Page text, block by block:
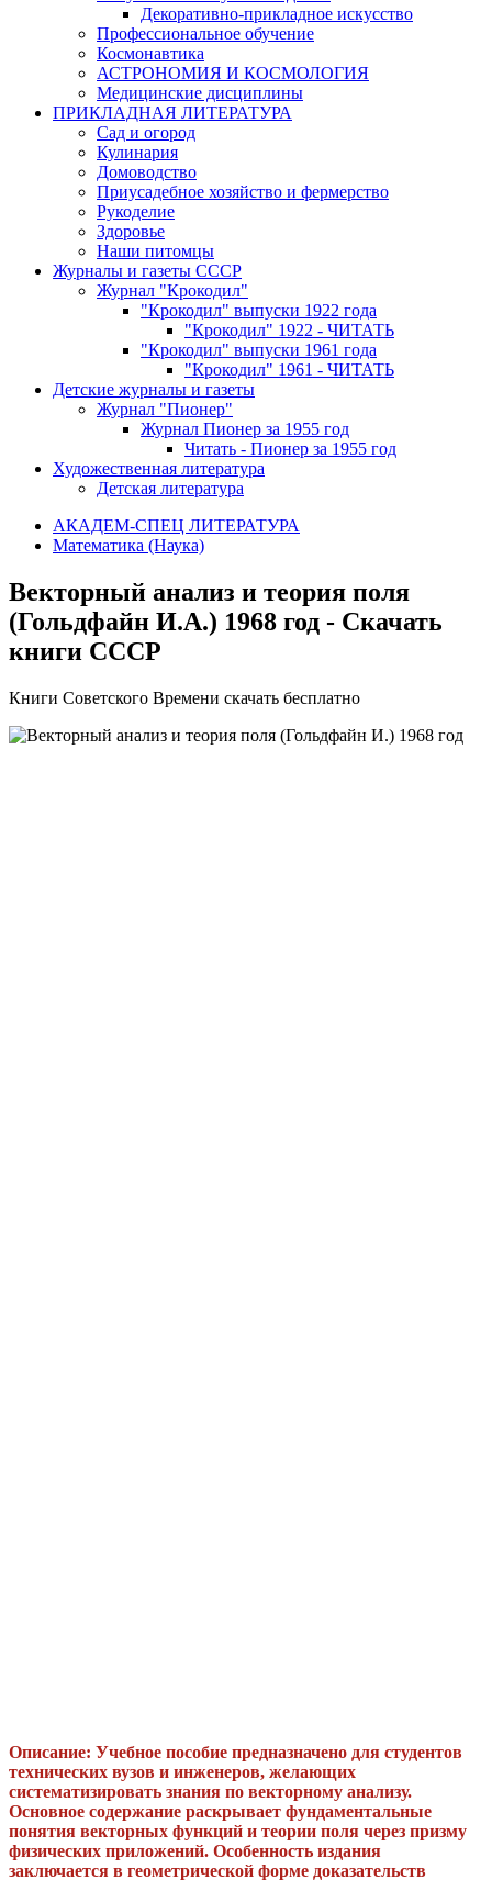
Декоративно-прикладное искусство
Профессиональное обучение
Космонавтика
АСТРОНОМИЯ И КОСМОЛОГИЯ
Медицинские дисциплины
ПРИКЛАДНАЯ ЛИТЕРАТУРА
Сад и огород
Кулинария
Домоводство
Приусадебное хозяйство и фермерство
Рукоделие
Здоровье
Наши питомцы
Журналы и газеты СССР
Журнал "Крокодил"
"Крокодил" выпуски 1922 года
"Крокодил" 1922 - ЧИТАТЬ
"Крокодил" выпуски 1961 года
"Крокодил" 1961 - ЧИТАТЬ
Детские журналы и газеты
Журнал "Пионер"
Журнал Пионер за 1955 год
Читать - Пионер за 1955 год
Художественная литература
Детская литература
АКАДЕМ-СПЕЦ ЛИТЕРАТУРА
Математика (Наука)
Векторный анализ и теория поля
(Гольдфайн И.А.) 1968 год - Скачать
книги СССР
Книги Советского Времени скачать бесплатно
Описание: Учебное пособие предназначено для студентов
технических вузов и инженеров, желающих
систематизировать знания по векторному анализу.
Основное содержание раскрывает фундаментальные
понятия векторных функций и теории поля через призму
физических приложений. Особенность издания
заключается в геометрической форме доказательств